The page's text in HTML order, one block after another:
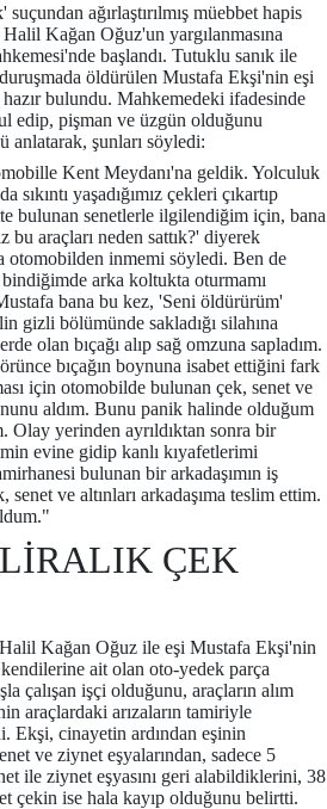
ağırlaştırılmış müebbet hapis
Halil Kağan Oğuz'un yargılanmasına
başlandı. Tutuklu sanık ile
duruşmada öldürülen Mustafa Ekşi'nin eşi
bulundu. Mahkemedeki ifadesinde
edip, pişman ve üzgün olduğunu
anlatarak, şunları söyledi:
Kent Meydanı'na geldik. Yolculuk
sıkıntı yaşadığımız çekleri çıkartıp
bulunan senetlerle ilgilendiğim için, bana
araçları neden sattık?' diyerek
otomobilden inmemi söyledi. Ben de
arka koltukta oturmamı
bana bu kez, 'Seni öldürürüm'
gizli bölümünde sakladığı silahına
olan bıçağı alıp sağ omzuna sapladım.
bıçağın boynuna isabet ettiğini fark
için otomobilde bulunan çek, senet ve
aldım. Bunu panik halinde olduğum
Olay yerinden ayrıldıktan sonra bir
evine gidip kanlı kıyafetlerimi
bulunan bir arkadaşımın iş
ve altınları arkadaşıma teslim ettim.
ÇEK
Kağan Oğuz ile eşi Mustafa Ekşi'nin
kendilerine ait olan oto-yedek parça
çalışan işçi olduğunu, araçların alım
araçlardaki arızaların tamiriyle
Ekşi, cinayetin ardından eşinin
ve ziynet eşyalarından, sadece 5
ile ziynet eşyasını geri alabildiklerini, 38
çekin ise hala kayıp olduğunu belirtti.